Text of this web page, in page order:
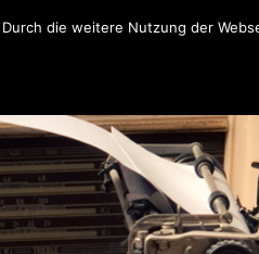
die weitere Nutzung der